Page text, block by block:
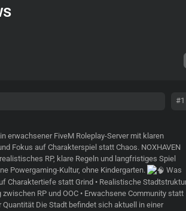
#1
erwachsener FiveM Roleplay-Server mit klaren
Fokus auf Charakterspiel statt Chaos. NOXHAVEN
RP, klare Regeln und langfristiges Spiel
Powergaming-Kultur, ohne Kindergarten.
Was
Charaktertiefe statt Grind • Realistische
RP und OOC • Erwachsene Community statt
Quantität Die Stadt befindet sich aktuell in einer